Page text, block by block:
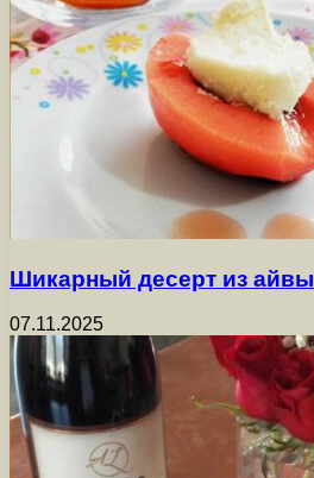
Шикарный десерт из айвы
07.11.2025